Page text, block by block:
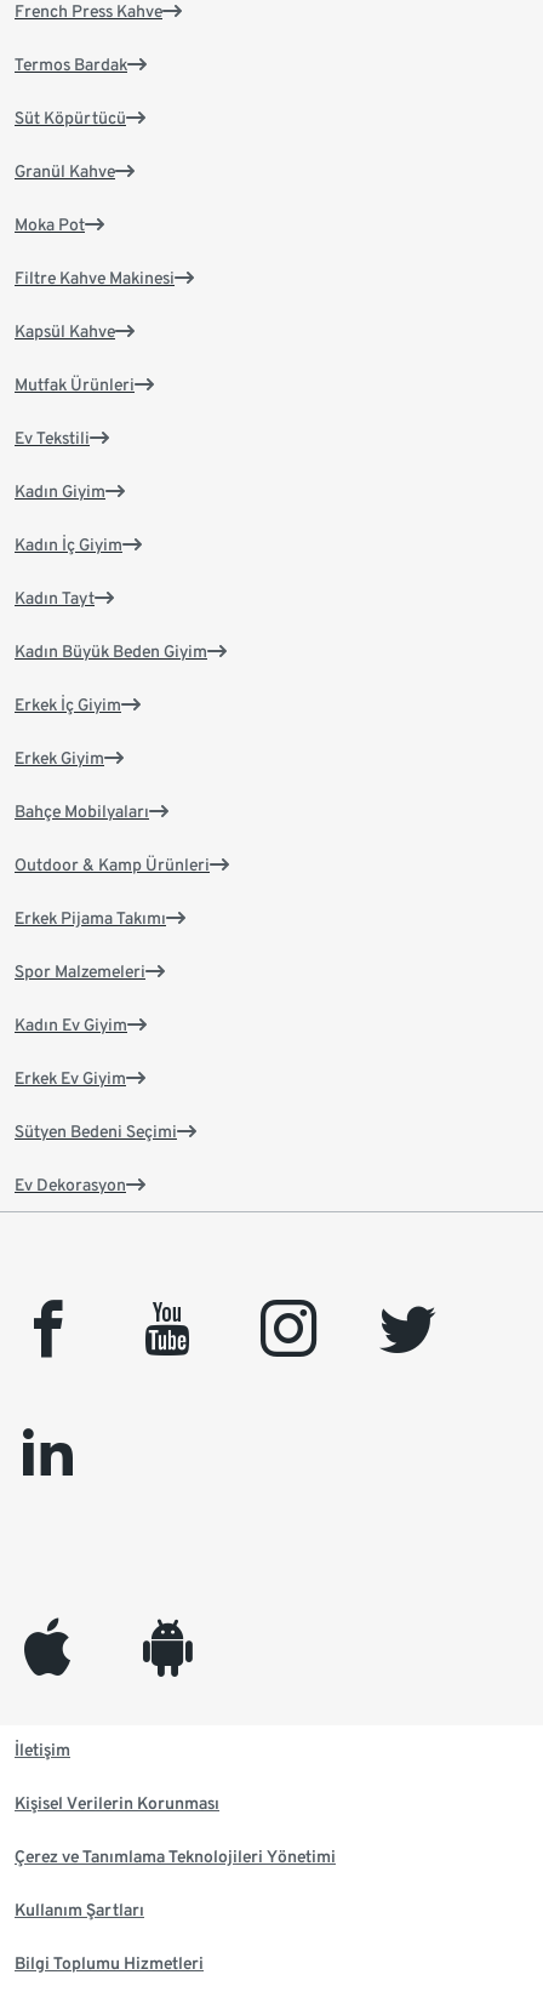
French Press Kahve
Termos Bardak
Süt Köpürtücü
Granül Kahve
Moka Pot
Filtre Kahve Makinesi
Kapsül Kahve
Mutfak Ürünleri
Ev Tekstili
Kadın Giyim
Kadın İç Giyim
Kadın Tayt
Kadın Büyük Beden Giyim
Erkek İç Giyim
Erkek Giyim
Bahçe Mobilyaları
Outdoor & Kamp Ürünleri
Erkek Pijama Takımı
Spor Malzemeleri
Kadın Ev Giyim
Erkek Ev Giyim
Sütyen Bedeni Seçimi
Ev Dekorasyon
facebook youtube instagram
twitter
linkedin
appleinc android
İletişim
Kişisel Verilerin Korunması
Çerez ve Tanımlama Teknolojileri Yönetimi
Kullanım Şartları
Bilgi Toplumu Hizmetleri